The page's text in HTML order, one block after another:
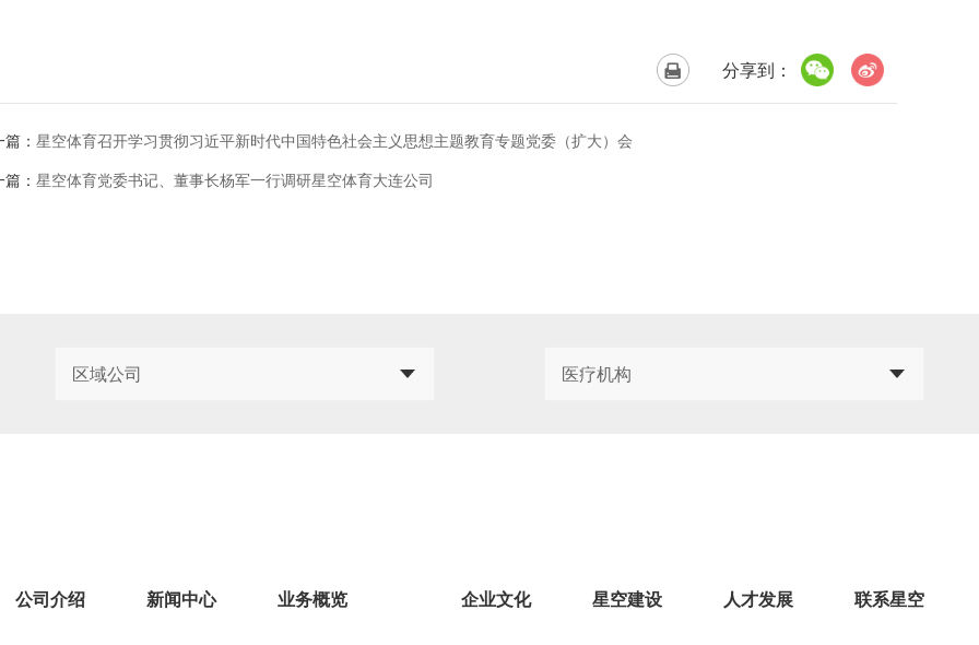
分享到：
篇： 星空体育召开学习贯彻习近平新时代中国特色社会主义思想主题教育专题党委（扩大）会
： 星空体育党委书记、董事长杨军一行调研星空体育大连公司
区域公司 医疗机构
公司介绍 新闻中心 业务概览 企业文化 星空建设 人才发展 联系星空